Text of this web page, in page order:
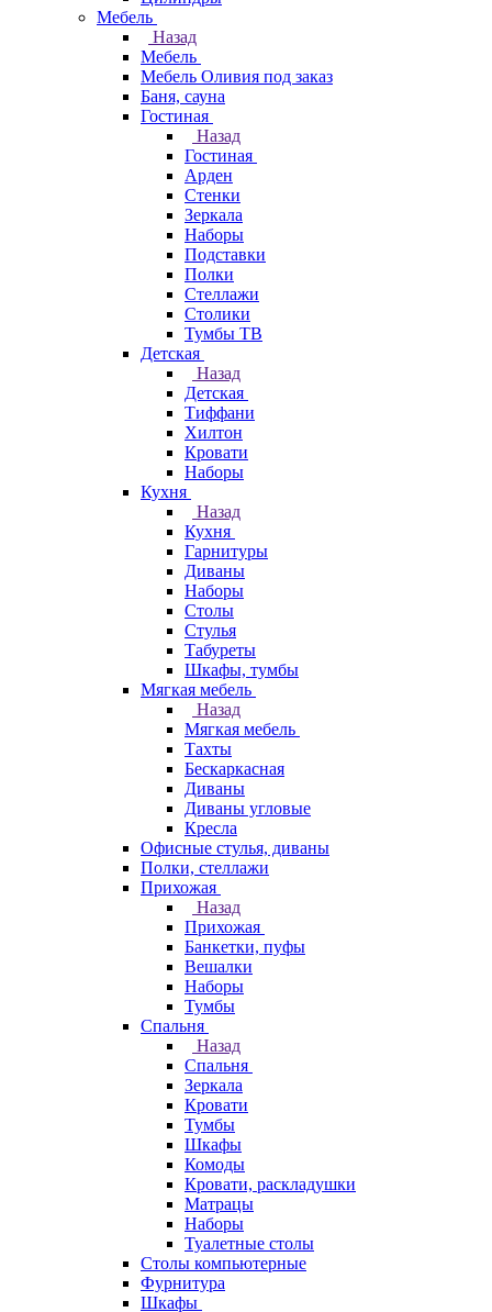
Мебель
Назад
Мебель
Мебель Оливия под заказ
Баня, сауна
Гостиная
Назад
Гостиная
Арден
Стенки
Зеркала
Наборы
Подставки
Полки
Стеллажи
Столики
Тумбы ТВ
Детская
Назад
Детская
Тиффани
Хилтон
Кровати
Наборы
Кухня
Назад
Кухня
Гарнитуры
Диваны
Наборы
Столы
Стулья
Табуреты
Шкафы, тумбы
Мягкая мебель
Назад
Мягкая мебель
Тахты
Бескаркасная
Диваны
Диваны угловые
Кресла
Офисные стулья, диваны
Полки, стеллажи
Прихожая
Назад
Прихожая
Банкетки, пуфы
Вешалки
Наборы
Тумбы
Спальня
Назад
Спальня
Зеркала
Кровати
Тумбы
Шкафы
Комоды
Кровати, раскладушки
Матрацы
Наборы
Туалетные столы
Столы компьютерные
Фурнитура
Шкафы